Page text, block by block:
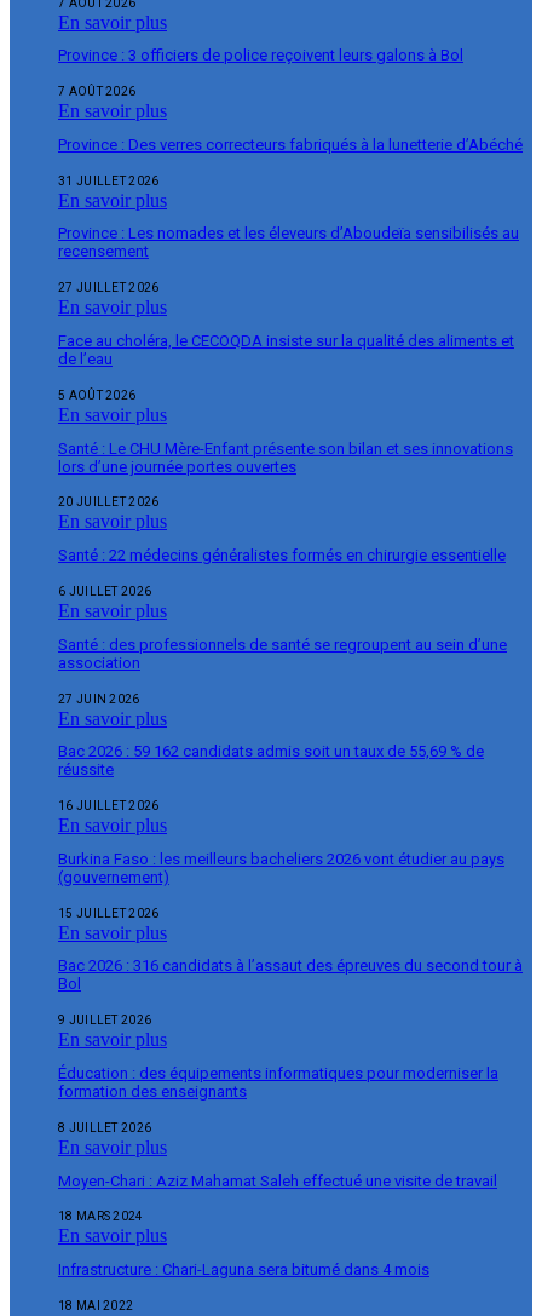
En savoir plus
Province : 3 officiers de police reçoivent leurs galons à Bol
7 AOÛT 2026
En savoir plus
Province : Des verres correcteurs fabriqués à la lunetterie d’Abéché
31 JUILLET 2026
En savoir plus
Province : Les nomades et les éleveurs d’Aboudeïa sensibilisés au
recensement
27 JUILLET 2026
En savoir plus
Face au choléra, le CECOQDA insiste sur la qualité des aliments et
de l’eau
5 AOÛT 2026
En savoir plus
Santé : Le CHU Mère-Enfant présente son bilan et ses innovations
lors d’une journée portes ouvertes
20 JUILLET 2026
En savoir plus
Santé : 22 médecins généralistes formés en chirurgie essentielle
6 JUILLET 2026
En savoir plus
Santé : des professionnels de santé se regroupent au sein d’une
association
27 JUIN 2026
En savoir plus
Bac 2026 : 59 162 candidats admis soit un taux de 55,69 % de
réussite
16 JUILLET 2026
En savoir plus
Burkina Faso : les meilleurs bacheliers 2026 vont étudier au pays
(gouvernement)
15 JUILLET 2026
En savoir plus
Bac 2026 : 316 candidats à l’assaut des épreuves du second tour à
Bol
9 JUILLET 2026
En savoir plus
Éducation : des équipements informatiques pour moderniser la
formation des enseignants
8 JUILLET 2026
En savoir plus
Moyen-Chari : Aziz Mahamat Saleh effectué une visite de travail
18 MARS 2024
En savoir plus
Infrastructure : Chari-Laguna sera bitumé dans 4 mois
18 MAI 2022